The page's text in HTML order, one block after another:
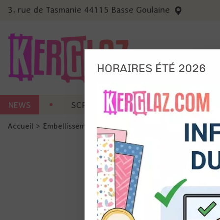
3, rue de Tasmanie 44115 Basse Goulaine
NEWS SCRAP CARTERIE MACHINES
Accueil > Embellissement > Ficelle en
Ils
et du
précises
Si vous
de la
HORAIRES ÉTÉ 2026